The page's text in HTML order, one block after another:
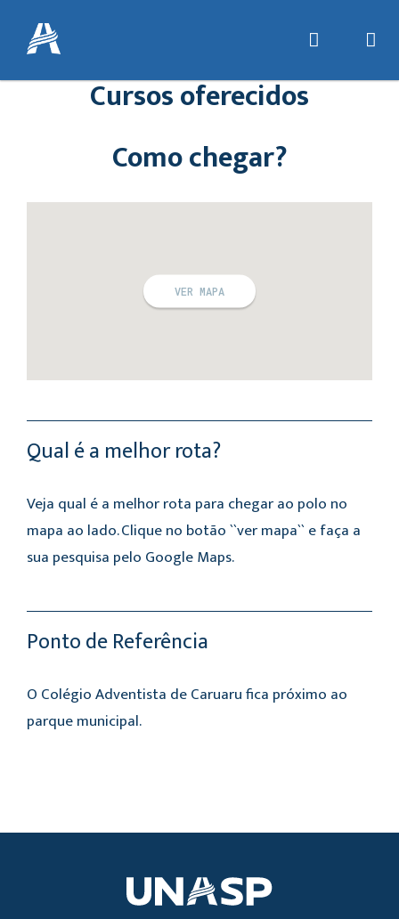
Cursos oferecidos
Como chegar?
Qual é a melhor rota?
Veja qual é a melhor rota para chegar ao polo no
mapa ao lado. Clique no botão ``ver mapa`` e faça a
sua pesquisa pelo Google Maps.
Ponto de Referência
O Colégio Adventista de Caruaru fica próximo ao
parque municipal.
VER MAPA